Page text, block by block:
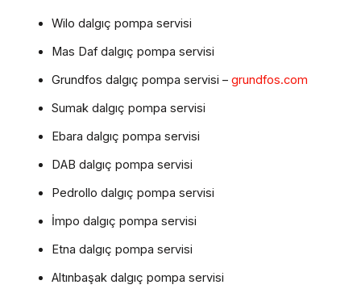
Wilo dalgıç pompa servisi
Mas Daf dalgıç pompa servisi
Grundfos dalgıç pompa servisi – grundfos.com
Sumak dalgıç pompa servisi
Ebara dalgıç pompa servisi
DAB dalgıç pompa servisi
Pedrollo dalgıç pompa servisi
İmpo dalgıç pompa servisi
Etna dalgıç pompa servisi
Altınbaşak dalgıç pompa servisi